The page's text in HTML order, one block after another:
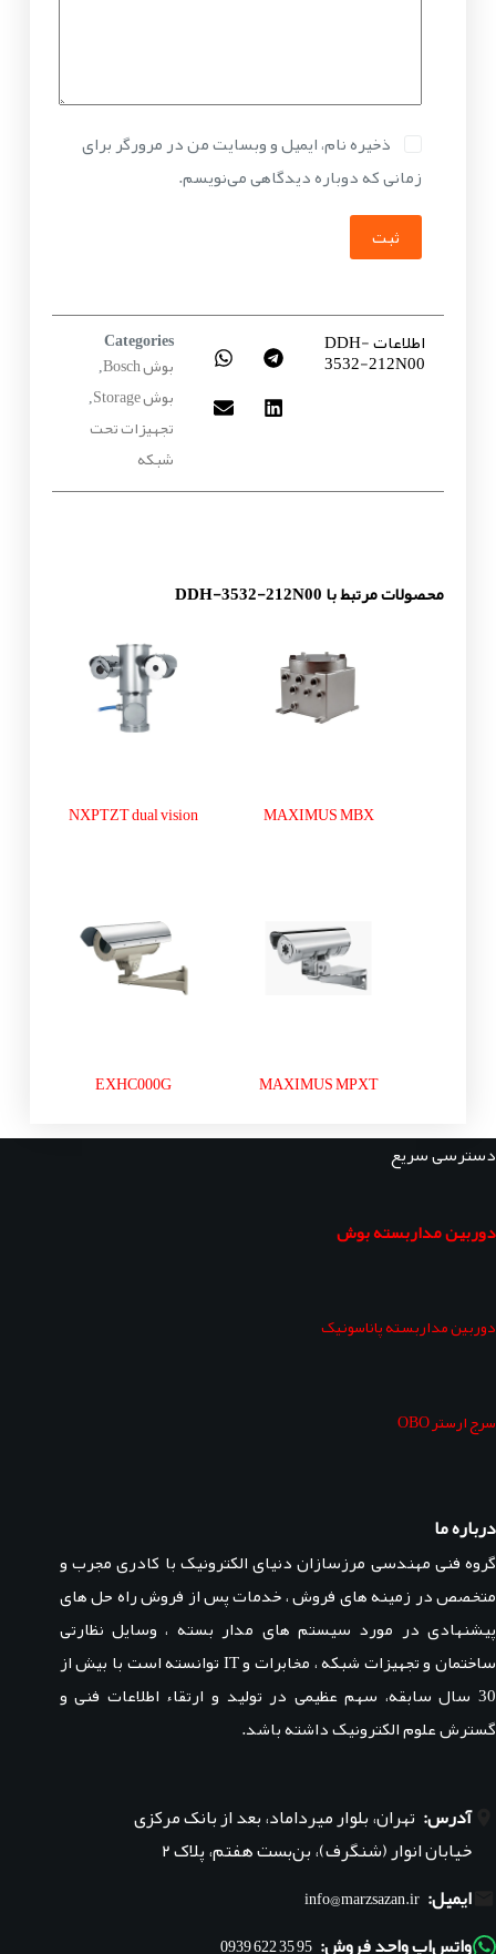
ذخیره نام، ایمیل و وبسایت من در مرورگر برای
زمانی که دوباره دیدگاهی می‌نویسم.
ثبت
اطلاعات DDH-
3532-212N00
Categories
بوش Bosch ,
بوش Storage ,
تجهیزات تحت
شبکه
محصولات مرتبط با DDH-3532-212N00
MAXIMUS MBX
NXPTZT dual vision
MAXIMUS MPXT
EXHC000G
دسترسی سریع
دوربین مداربسته بوش
دوربین مداربسته پاناسونیک
سرج ارستر OBO
درباره ما
گروه فنی مهندسی مرزسازان دنیای الکترونیک با کادری مجرب و
متخصص در زمینه های فروش ، خدمات پس از فروش راه حل های
پیشنهادی در مورد سیستم های مدار بسته ، وسایل نظارتی
ساختمان و تجهیزات شبکه ، مخابرات و IT توانسته است با بیش از
30 سال سابقه، سهم عظیمی در تولید و ارتقاء اطلاعات فنی و
گسترش علوم الکترونیک داشته باشد.
آدرس: تهران، بلوار میرداماد، بعد از بانک مرکزی
خیابان انوار (شنگرف)، بن‌بست هفتم، پلاک ۲
ایمیل: info@marzsazan.ir
واتس‌اپ واحد فروش: 95 35 622 0939